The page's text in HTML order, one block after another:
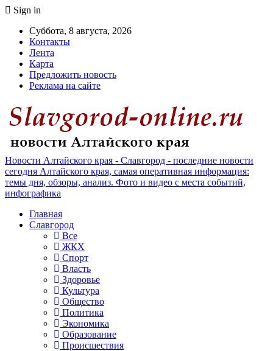
Sign in
Суббота, 8 августа, 2026
Контакты
Лента
Карта
Предложить новость
Реклама на сайте
Новости Алтайского края - Славгород - последние новости
сегодня Алтайского края, самая оперативная информация:
темы дня, обзоры, анализ. Фото и видео с места событий,
инфографика
Главная
Славгород
Все
ЖКХ
Спорт
Власть
Здоровье
Культура
Общество
Политика
Экономика
Образование
Происшествия